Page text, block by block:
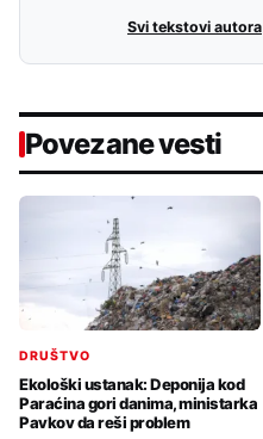
Svi tekstovi autora
Povezane vesti
DRUŠTVO
Ekološki ustanak: Deponija kod
Paraćina gori danima, ministarka
Pavkov da reši problem